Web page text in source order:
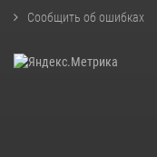
Сообщить об ошибках